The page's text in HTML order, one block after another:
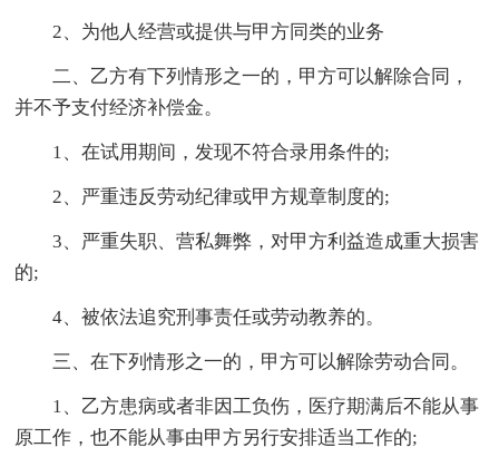
2、为他人经营或提供与甲方同类的业务
二、乙方有下列情形之一的，甲方可以解除合同，
并不予支付经济补偿金。
1、在试用期间，发现不符合录用条件的;
2、严重违反劳动纪律或甲方规章制度的;
3、严重失职、营私舞弊，对甲方利益造成重大损害
的;
4、被依法追究刑事责任或劳动教养的。
三、在下列情形之一的，甲方可以解除劳动合同。
1、乙方患病或者非因工负伤，医疗期满后不能从事
原工作，也不能从事由甲方另行安排适当工作的;